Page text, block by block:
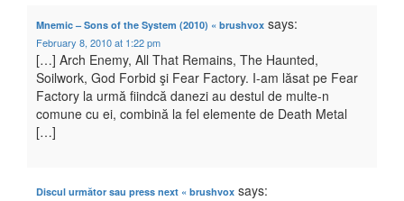
Mnemic – Sons of the System (2010) « brushvox says:
February 8, 2010 at 1:22 pm
[…] Arch Enemy, All That Remains, The Haunted,
Soilwork, God Forbid şi Fear Factory. I-am lăsat pe Fear
Factory la urmă fiindcă danezi au destul de multe-n
comune cu ei, combină la fel elemente de Death Metal
[…]
Discul următor sau press next « brushvox says: